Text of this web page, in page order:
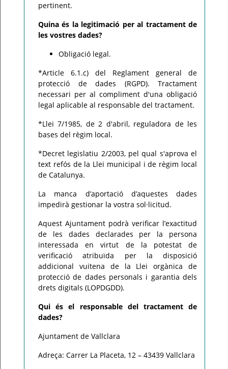
pertinent.
Quina és la legitimació per al tractament de
les vostres dades?
Obligació legal.
*Article 6.1.c) del Reglament general de
protecció de dades (RGPD). Tractament
necessari per al compliment d'una obligació
legal aplicable al responsable del tractament.
*Llei 7/1985, de 2 d'abril, reguladora de les
bases del règim local.
*Decret legislatiu 2/2003, pel qual s'aprova el
text refós de la Llei municipal i de règim local
de Catalunya.
La manca d’aportació d’aquestes dades
impedirà gestionar la vostra sol·licitud.
Aquest Ajuntament podrà verificar l’exactitud
de les dades declarades per la persona
interessada en virtut de la potestat de
verificació atribuïda per la disposició
addicional vuitena de la Llei orgànica de
protecció de dades personals i garantia dels
drets digitals (LOPDGDD).
Qui és el responsable del tractament de
dades?
Ajuntament de Vallclara
Adreça: Carrer La Placeta, 12 – 43439 Vallclara